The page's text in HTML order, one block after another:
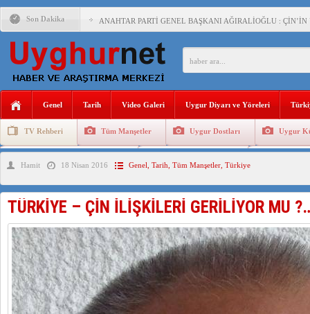
Son Dakika ANAHTAR PARTİ GENEL BAŞKANI AĞIRALİOĞLU :
ÇİN’İN DOĞU TÜRKİSTAN’DAKİ UYGULAMALARI
150 YILDIR KAYNAYAN YARAMIZ : ÇİN İŞGALİNDEKİ
ÇİN’İN UYGUR POLİTİKALARINI ÖVEN DİYANET
ÇİN’İN ANKARA BÜYÜKELÇİSİ JİANG’İN TRABZON
İŞGALCİ ÇİN’DEN “FETİHLER SULTANI
SAADET PARTİSİ İLÇE BAŞKANI : TEMMUZ AYI,DOĞU
İŞGALCİ ÇİN,DOĞU TÜRKİSTAN’DA EN AZ 143 BİN
Genel Tarih Video Galeri Uygur Diyarı ve Yöreleri
TV Rehberi Tüm Manşetler Uygur Dostları Uygur
Uygurlarda Düğün ve Cenaze
Hamit 18 Nisan 2016 Genel Tarih Tüm Manşetler Türkiye
TÜRKİYE – ÇİN İLİŞKİLERİ GERİLİYOR MU